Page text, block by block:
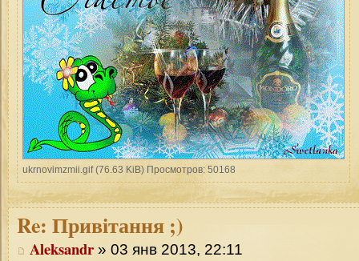
ukrnovimzmii.gif (76.63 KiB) Просмотров: 50168
Re: Привітання ;)
Aleksandr » 03 янв 2013, 22:11